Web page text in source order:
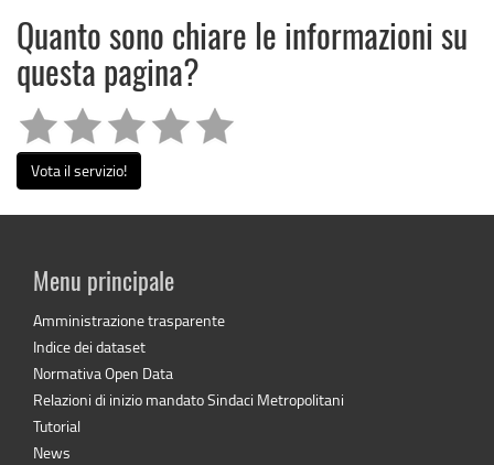
Quanto sono chiare le informazioni su
questa pagina?
Vota il servizio!
Menu principale
Amministrazione trasparente
Indice dei dataset
Normativa Open Data
Relazioni di inizio mandato Sindaci Metropolitani
Tutorial
News